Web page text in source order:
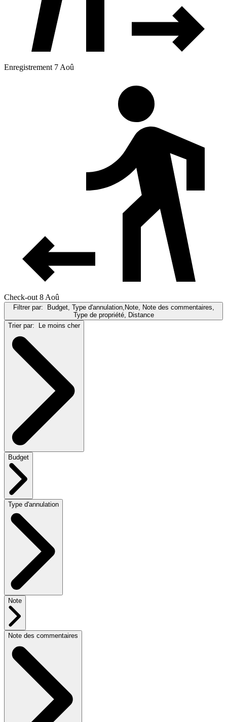
Enregistrement 7 Aoû
Check-out 8 Aoû
Filtrer par: Budget, Type d'annulation,Note, Note des commentaires,
Type de propriété, Distance
Trier par: Le moins cher
Budget
Type d'annulation
Note
Note des commentaires